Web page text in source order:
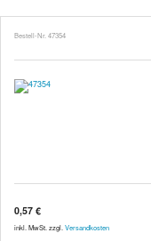
Bestell-Nr. 47354
0,57 €
inkl. MwSt. zzgl. Versandkosten